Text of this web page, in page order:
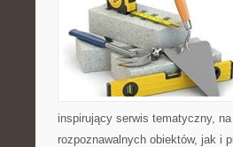
inspirujący serwis tematyczny,
rozpoznawalnych obiektów, jak i